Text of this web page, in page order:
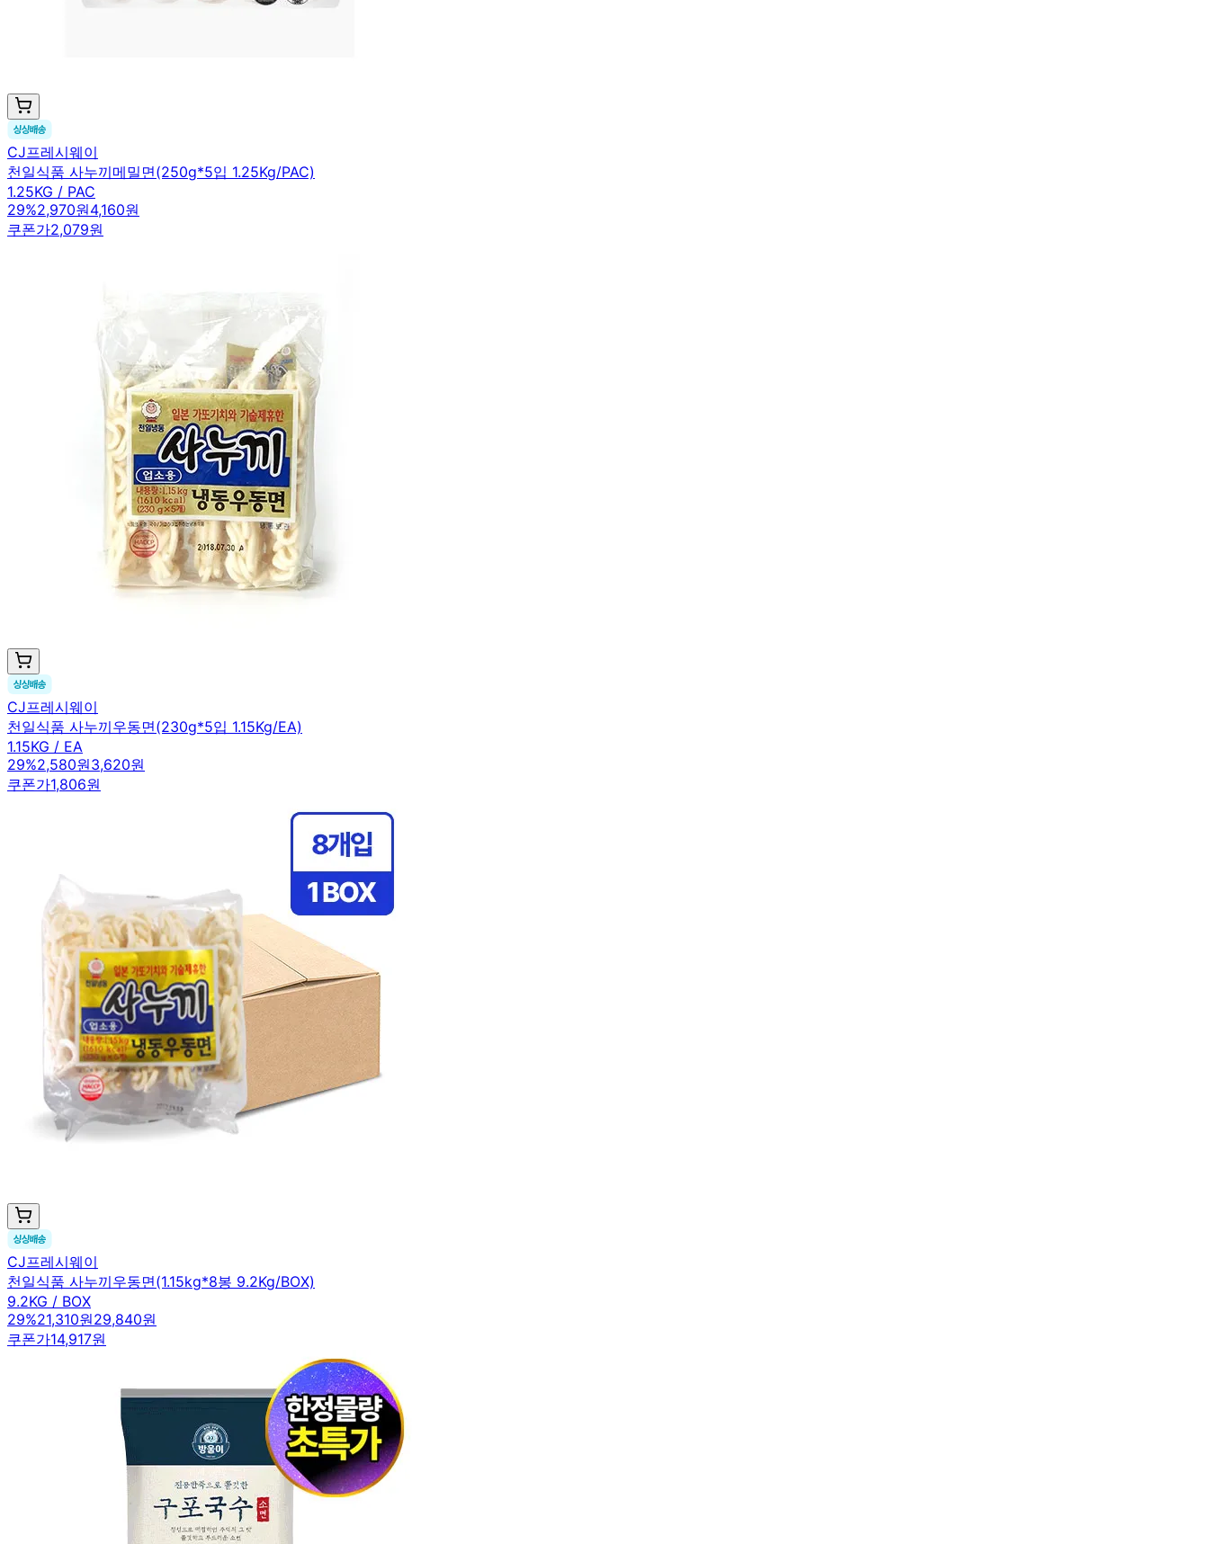
CJ프레시웨이
천일식품 사누끼메밀면(250g*5입 1.25Kg/PAC)
1.25KG / PAC
29%2,970원4,160원
쿠폰가2,079원
CJ프레시웨이
천일식품 사누끼우동면(230g*5입 1.15Kg/EA)
1.15KG / EA
29%2,580원3,620원
쿠폰가1,806원
CJ프레시웨이
천일식품 사누끼우동면(1.15kg*8봉 9.2Kg/BOX)
9.2KG / BOX
29%21,310원29,840원
쿠폰가14,917원